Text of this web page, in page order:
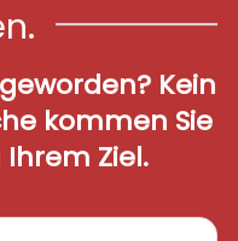
Kein
kommen Sie
Ziel.